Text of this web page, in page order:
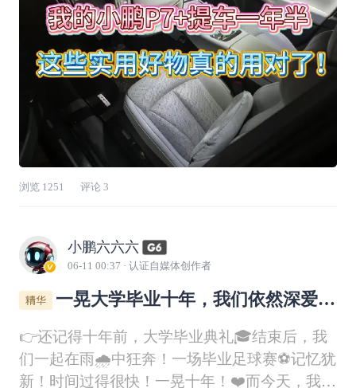
浏览 1251 评论 3
小鹏六六六
06-11 00:37 · 认证自媒体创作者
一晃大学毕业十年，我们依然深爱着
👉还记得十年前，大学毕业典礼🎓结束后，我
们一起在雨🌧️中狂奔！一场毕业足球赛⚽记忆犹
新！时间过得很快！一晃十年！❤️而今天，我们